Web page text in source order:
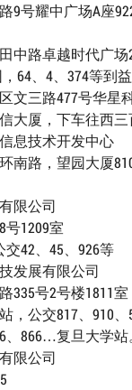
9号耀中广场A座
中路卓越时代广场
64、4、374等到
文三路477号华星
大厦，下车往西三
息技术开发中心
南路，望园大厦
限公司
号1209室
42、45、926等
发展有限公司
335号2号楼1811室
，公交817、910
、866…复旦大学站
限公司